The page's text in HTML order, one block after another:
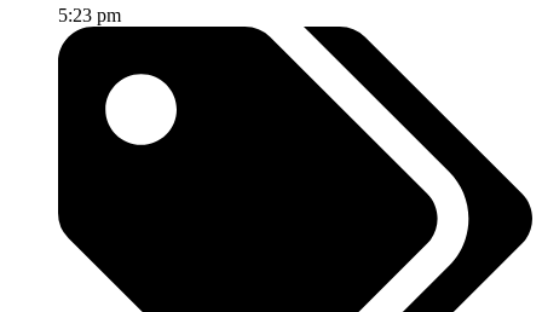
5:23 pm